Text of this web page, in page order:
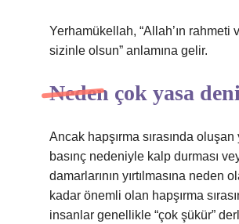
Yerhamükellah, “Allah’ın rahmeti
sizinle olsun” anlamına gelir.
Neden çok yasa
Ancak hapşırma sırasında
basınç nedeniyle kalp durması
damarlarının yırtılmasına neden
kadar önemli olan hapşırma
insanlar genellikle “çok şükür”